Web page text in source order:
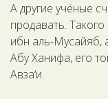
А другие учёные
продавать.
ибн аль-Мусайяб,
Абу Ханифа, его
Авза‘и.